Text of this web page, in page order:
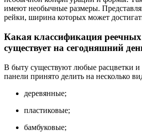
имеют необычные размеры.
рейки, ширина которых может
Какая классификация
существует на сегодняшний
В быту существуют любые расцветки и
панели принято делить на несколько
деревянные;
пластиковые;
бамбуковые;